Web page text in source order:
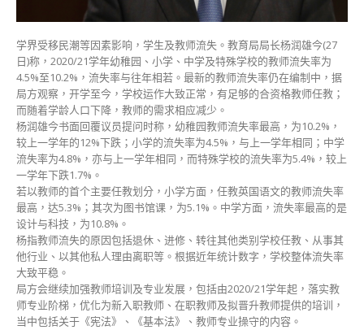
致
稳〉
中
学界受移民潮等因素影响，学生及教师流失。教育局局长杨润雄今(27
日)称，2020/21学年幼稚园、小学、中学及特殊学校的教师流失率为
4.5%至10.2%，流失率与往年相若。最新的教师流失率仍在编制中，据
局方观察，开学至今，学校运作大致正常，有足够的合资格教师任教；
而随着学龄人口下降，教师的需求相应减少。
杨润雄今书面回覆议员提问时称，幼稚园教师流失率最高，为10.2%，
较上一学年的12%下跌；小学的流失率为4.5%，与上一学年相同；中学
流失率为4.8%，亦与上一学年相同，而特殊学校的流失率为5.4%，较上
一学年下跌1.7%。
若以教师的首个主要任教划分，小学方面，任教英国语文的教师流失率
最高，达5.3%；其次为图书馆课，为5.1%。中学方面，流失率最高的是
设计与科技，为10.8%。
杨指教师流失的原因包括退休、进修、转往其他类别学校任教、从事其
他行业、以其他私人理由离职等。根据近年统计数字，学校整体流失率
大致平稳。
局方会继续加强教师培训及专业发展，包括由2020/21学年起，落实教
师专业阶梯，优化为新入职教师、在职教师及拟晋升教师提供的培训，
当中包括关于《宪法》、《基本法》、教师专业操守的内容。